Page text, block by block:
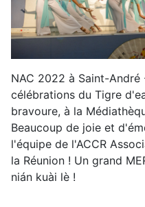
NAC 2022 à Saint-
célébrations du Tigre
bravoure, à la
Beaucoup de joie et
l'équipe de l'ACCR
la Réunion ! Un grand
nián kuài lè !